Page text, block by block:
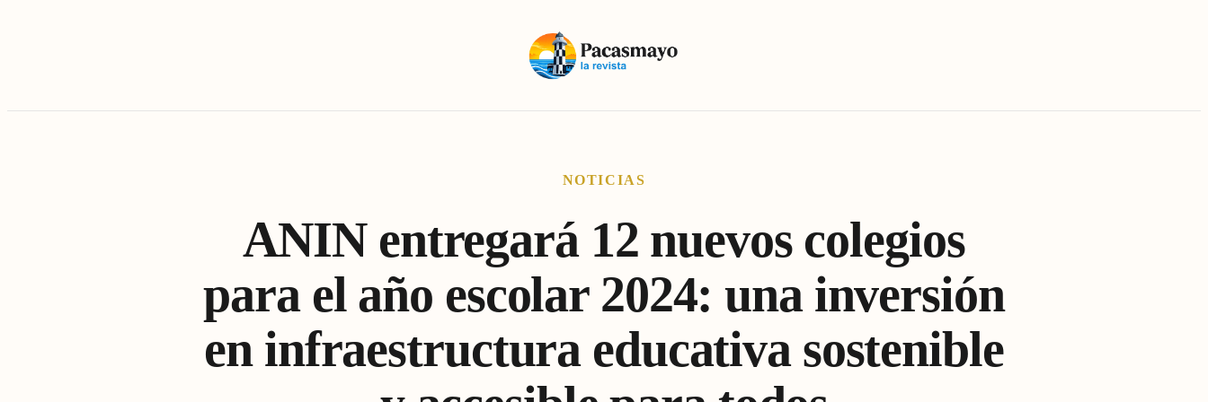
NOTICIAS
ANIN entregará 12 nuevos colegios
para el año escolar 2024: una inversión
en infraestructura educativa sostenible